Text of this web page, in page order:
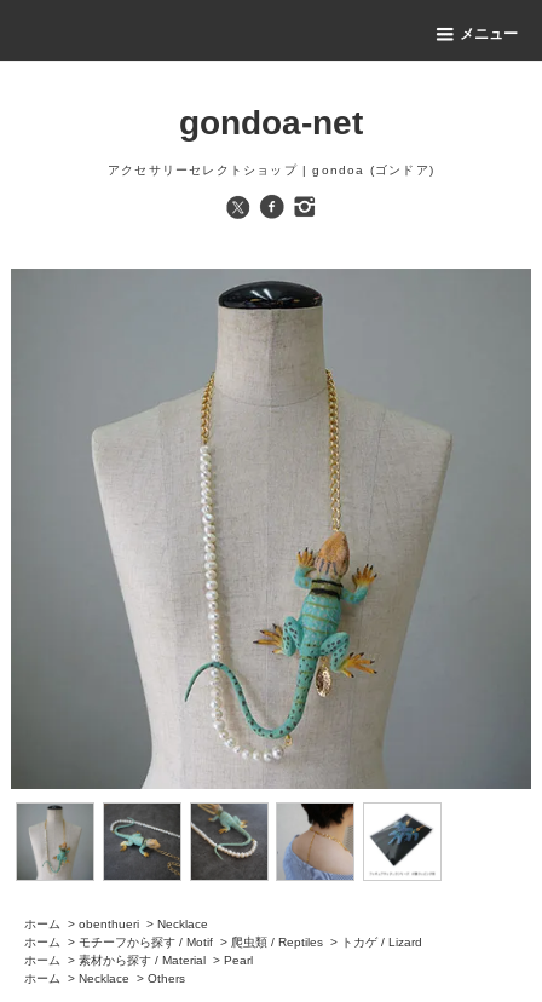
メニュー
gondoa-net
アクセサリーセレクトショップ | gondoa (ゴンドア)
ホーム > obenthueri > Necklace
ホーム
> モチーフから探す / Motif > 爬虫類 / Reptiles >
トカゲ / Lizard
ホーム
> 素材から探す / Material > Pearl
ホーム
> Necklace > Others